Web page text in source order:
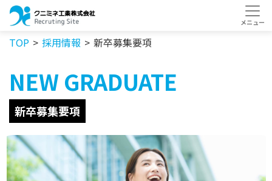
TOP 採用情報 新卒募集要項
NEWGRADUATE
新卒募集要項